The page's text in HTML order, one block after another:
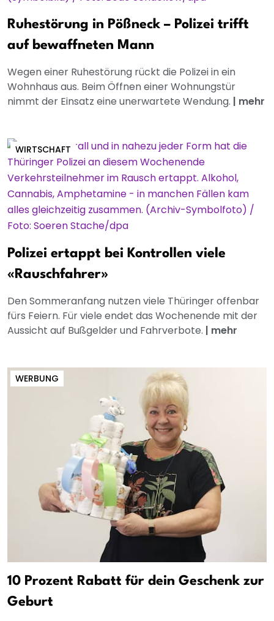
Ruhestörung in Pößneck – Polizei trifft
auf bewaffneten Mann
Wegen einer Ruhestörung rückt die Polizei in ein
Wohnhaus aus. Beim Öffnen einer Wohnungstür
nimmt der Einsatz eine unerwartete Wendung. | mehr
WIRTSCHAFT
Polizei ertappt bei Kontrollen viele
«Rauschfahrer»
Den Sommeranfang nutzen viele Thüringer offenbar
fürs Feiern. Für viele endet das Wochenende mit der
Aussicht auf Bußgelder und Fahrverbote. | mehr
WERBUNG
10 Prozent Rabatt für dein Geschenk zur
Geburt